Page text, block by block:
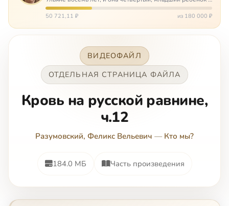
многодетной семье. И с самого рождения Ульяну лечат.
Несколько операций, ежедневные процедуры,
50 721,11 ₽ из 180 000 ₽
ВИДЕОФАЙЛ
ОТДЕЛЬНАЯ СТРАНИЦА ФАЙЛА
Кровь на русской равнине,
ч.12
Разумовский, Феликс Вельевич — Кто мы?
184.0 МБ Часть произведения